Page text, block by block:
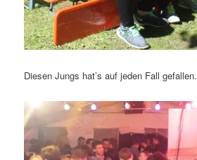
Diesen Jungs hat’s auf jeden Fall gefallen.